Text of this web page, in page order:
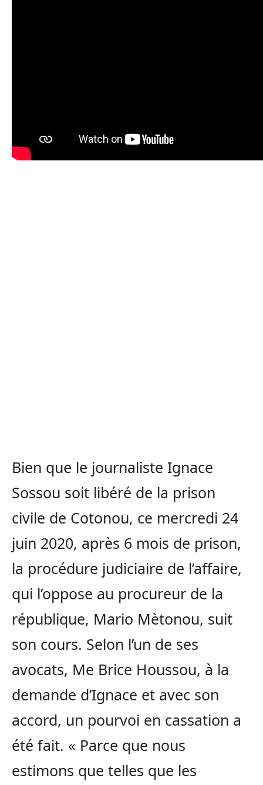
Bien que le journaliste Ignace
Sossou soit libéré de la prison
civile de Cotonou, ce mercredi 24
juin 2020, après 6 mois de prison,
la procédure judiciaire de l’affaire,
qui l’oppose au procureur de la
république, Mario Mètonou, suit
son cours. Selon l’un de ses
avocats, Me Brice Houssou, à la
demande d’Ignace et avec son
accord, un pourvoi en cassation a
été fait. « Parce que nous
estimons que telles que les